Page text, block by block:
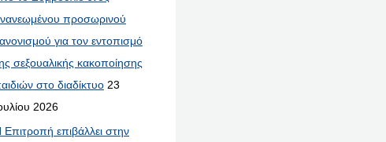
προσωρινού
για τον εντοπισμό
σεξουαλικής κακοποίησης
στο διαδίκτυο 23
2026
Επιτροπή επιβάλλει στην